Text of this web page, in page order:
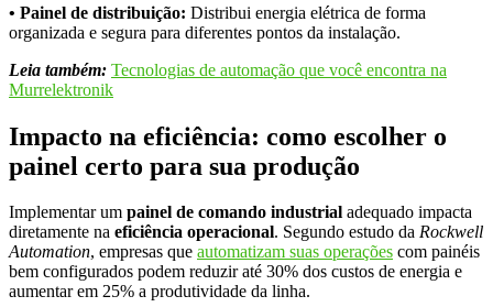
• Painel de distribuição: Distribui energia elétrica de forma
organizada e segura para diferentes pontos da instalação.
Leia também: Tecnologias de automação que você encontra na
Murrelektronik
Impacto na eficiência: como escolher o
painel certo para sua produção
Implementar um painel de comando industrial adequado impacta
diretamente na eficiência operacional. Segundo estudo da Rockwell
Automation, empresas que automatizam suas operações com painéis
bem configurados podem reduzir até 30% dos custos de energia e
aumentar em 25% a produtividade da linha.